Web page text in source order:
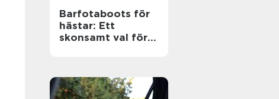
Barfotaboots för
hästar: Ett
skonsamt val för